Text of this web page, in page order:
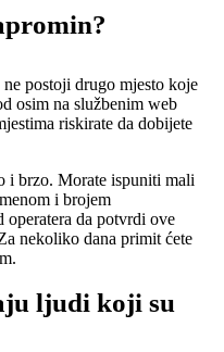
postoji drugo mjesto koje
osim na službenim web
riskirate da dobijete
i brzo. Morate ispuniti mali
i brojem
da potvrdi ove
nekoliko dana primit ćete
ljudi koji su